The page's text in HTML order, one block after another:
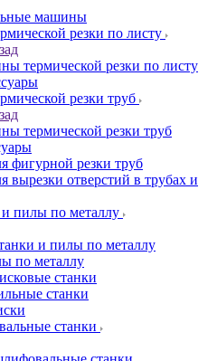
машины
резки по листу
термической резки по листу
резки труб
термической резки труб
фигурной резки труб
отверстий в трубах и
пилы по металлу
и пилы по металлу
по металлу
станки
станки
станки